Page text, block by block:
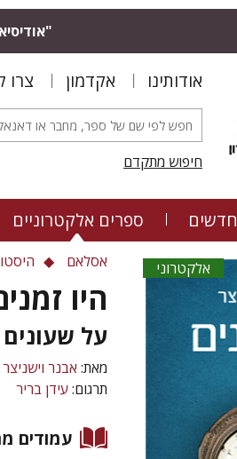
אודותינו אקדמון צרו
חיפוש מתקדם
חדשים ספרים אלקטרוניים
אלקטרוני אסלאם
היו
על
מאת: אבנר וישניצר
תרגום:עידן בריר
עמודים